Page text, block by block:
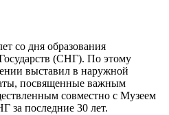
со дня образования
(СНГ). По этому
выставил в наружной
посвященные важным
совместно с Музеем
за последние 30 лет.